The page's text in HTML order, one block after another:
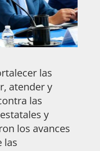
las
atender y
las
y
los avances
las